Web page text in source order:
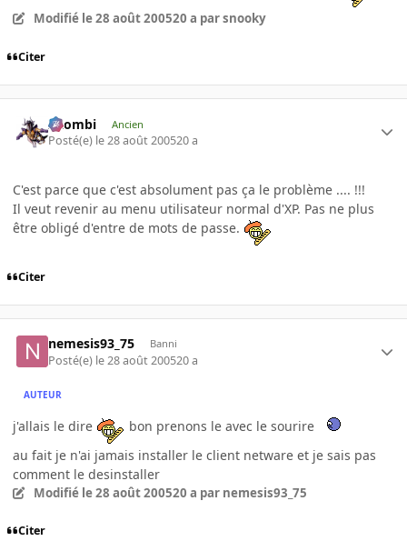
Modifié le 28 août 200520 a par snooky
Citer
XZombi Ancien
Posté(e) le 28 août 200520 a
C'est parce que c'est absolument pas ça le problème .... !!!
Il veut revenir au menu utilisateur normal d'XP. Pas ne plus
être obligé d'entre de mots de passe.
Citer
nemesis93_75 Banni
Posté(e) le 28 août 200520 a
AUTEUR
j'allais le dire
bon prenons le avec le sourire
au fait je n'ai jamais installer le client netware et je sais pas
comment le desinstaller
Modifié le 28 août 200520 a par nemesis93_75
Citer